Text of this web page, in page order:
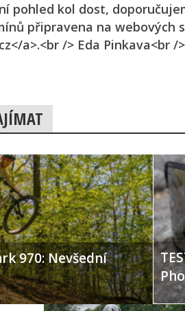
pohled kol dost,
připravena na webových
a>.<br /> Eda Pinkava<br /
970: Nevšední